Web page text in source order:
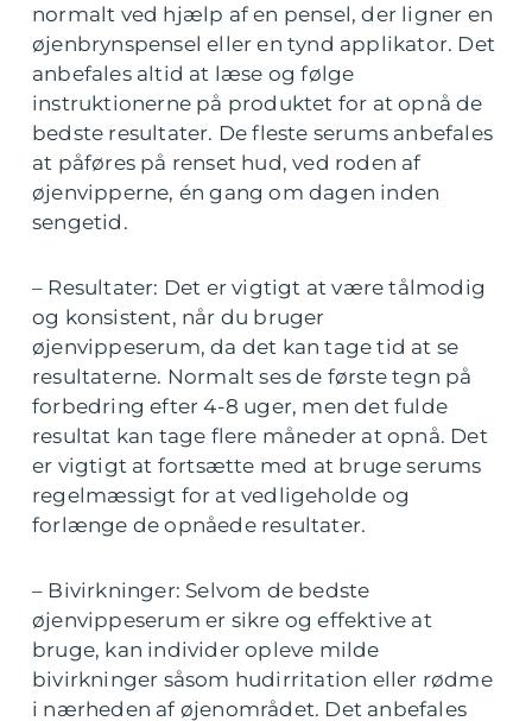
normalt ved hjælp af en pensel, der ligner en
øjenbrynspensel eller en tynd applikator. Det
anbefales altid at læse og følge
instruktionerne på produktet for at opnå de
bedste resultater. De fleste serums anbefales
at påføres på renset hud, ved roden af
øjenvipperne, én gang om dagen inden
sengetid.
– Resultater: Det er vigtigt at være tålmodig
og konsistent, når du bruger
øjenvippeserum, da det kan tage tid at se
resultaterne. Normalt ses de første tegn på
forbedring efter 4-8 uger, men det fulde
resultat kan tage flere måneder at opnå. Det
er vigtigt at fortsætte med at bruge serums
regelmæssigt for at vedligeholde og
forlænge de opnåede resultater.
– Bivirkninger: Selvom de bedste
øjenvippeserum er sikre og effektive at
bruge, kan individer opleve milde
bivirkninger såsom hudirritation eller rødme
i nærheden af øjenområdet. Det anbefales